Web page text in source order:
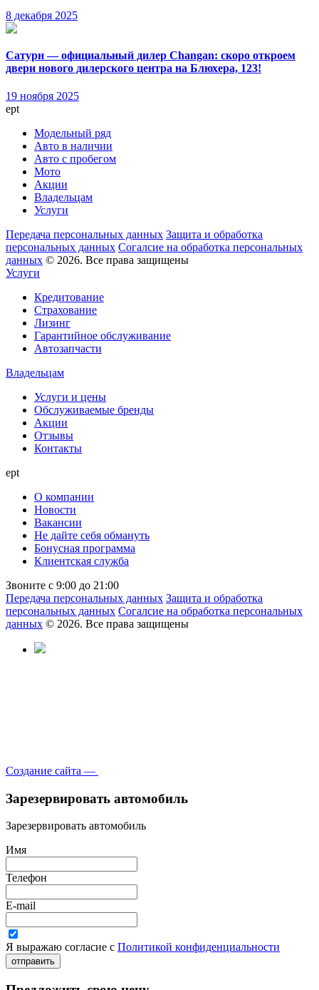
8 декабря 2025
Сатурн — официальный дилер Changan: скоро откроем
двери нового дилерского центра на Блюхера, 123!
19 ноября 2025
ept
Модельный ряд
Авто в наличии
Авто с пробегом
Мото
Акции
Владельцам
Услуги
Передача персональных данных Защита и обработка
персональных данных Согалсие на обработка персональных
данных © 2026. Все права защищены
Услуги
Кредитование
Страхование
Лизинг
Гарантийное обслуживание
Автозапчасти
Владельцам
Услуги и цены
Обслуживаемые бренды
Акции
Отзывы
Контакты
ept
О компании
Новости
Вакансии
Не дайте себя обмануть
Бонусная программа
Клиентская служба
Звоните с 9:00 до 21:00
Передача персональных данных Защита и обработка
персональных данных Согалсие на обработка персональных
данных © 2026. Все права защищены
Создание сайта —
Зарезервировать автомобиль
Зарезервировать автомобиль
Имя
Телефон
E-mail
Я выражаю согласие с Политикой конфиденциальности
отправить